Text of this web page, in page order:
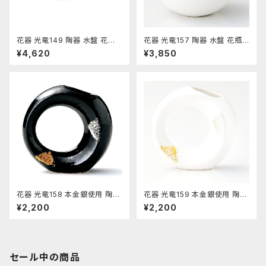
花器 光竜149 陶器 水盤 花瓶
コンポーネント フラワーベース
¥4,620
花器 光竜157 陶器 水盤 花瓶
コンポーネント フラワーベース
¥3,850
花器 光竜158 本金銀使用 陶器
水盤 花瓶 コンポーネント フラ
ワーベース
¥2,200
花器 光竜159 本金銀使用 陶器
水盤 花瓶 コンポーネント フラ
ワーベース
¥2,200
セール中の商品